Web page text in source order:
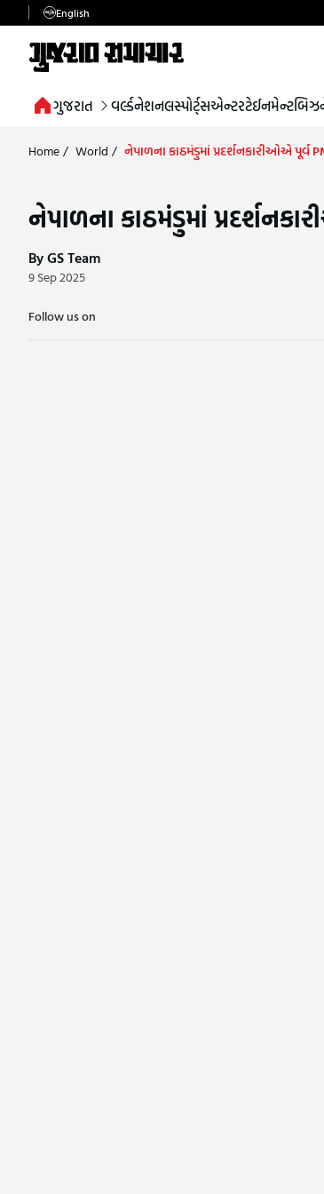
English
ગુજરાત વર્લ્ડનેશનલસ્પોર્ટ્સએન્ટરટેઈનમેન્ટ
Home/ World / નેપાળના કાઠમંડુમાં પ્રદર્શનકારીઓએ પૂર્વ
નેપાળના કાઠમંડુમાં
By GS Team
9 Sep 2025
Follow us on